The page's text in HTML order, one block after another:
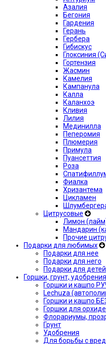
Азалия
Бегония
Гардения
Герань
Гербера
Гибискус
Глоксиния
Гортензия
Жасмин
Камелия
Кампанула
Калла
Каланхоэ
Кливия
Лилия
Мединилла
Пеперомия
Плюмерия
Примула
Пуансеттия
Роза
Фиалка
Хризантема
Цикламен
Цитрусовые
Лимон
Мандарин
Прочие
Подарки для любимых
Подарки для нее
Подарки для него
Подарки для детей
Горшки, грунт, удобрения
Горшки и кашпо
Lechuza
Горшки и кашпо
Горшки для
Флорариумы,
Грунт
Удобрения
Для борьбы с